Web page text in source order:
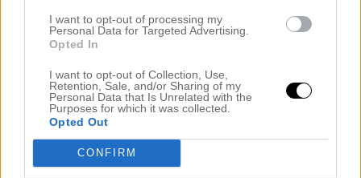
I want to opt-out of processing my
Personal Data for Targeted Advertising.
Opted In
I want to opt-out of Collection, Use,
Retention, Sale, and/or Sharing of my
Personal Data that Is Unrelated with the
Purposes for which it was collected.
Opted Out
CONFIRM
Dela detta: